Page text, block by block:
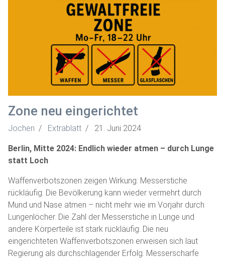
Zone neu eingerichtet
Jochen Extrablatt 21. Juni 2024
Berlin, Mitte 2024: Endlich wieder atmen – durch Lunge
statt Loch
Waffenverbotszonen zeigen Wirkung: Messerstiche
rückläufig. Die Bevölkerung kann wieder vermehrt durch
Mund und Nase atmen – nicht mehr wie im Vorjahr durch
Lungenlöcher. Die Zahl der Messerstiche in Lunge und
andere Körperteile ist stark rückläufig. Die neu
eingerichteten Waffenverbotszonen erweisen sich laut
Regierung als durchschlagender Erfolg. Messerscharfe